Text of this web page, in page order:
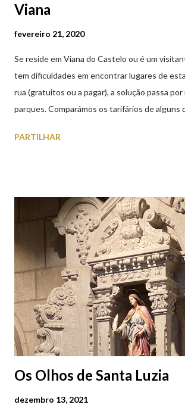
Viana
fevereiro 21, 2020
Se reside em Viana do Castelo ou é um
tem dificuldades em encontrar lugares de
rua (gratuitos ou a pagar), a solução passa
parques. Comparámos os tarifários de alguns
subterrâneos) perto do centro da cidade
subterrâneos. O Parque da Estação Viana
2ª a 5ª feira a partir das 20:00 (DIAS ÚTEIS)
PARTILHAR
Os Olhos de Santa Luzia
dezembro 13, 2021